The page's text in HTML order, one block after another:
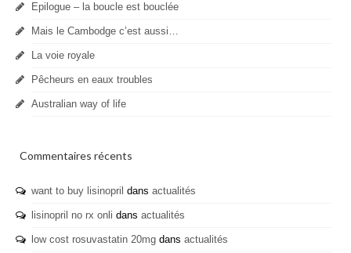
Epilogue – la boucle est bouclée
Mais le Cambodge c’est aussi…
La voie royale
Pêcheurs en eaux troubles
Australian way of life
Commentaires récents
want to buy lisinopril dans actualités
lisinopril no rx onli dans actualités
low cost rosuvastatin 20mg dans actualités